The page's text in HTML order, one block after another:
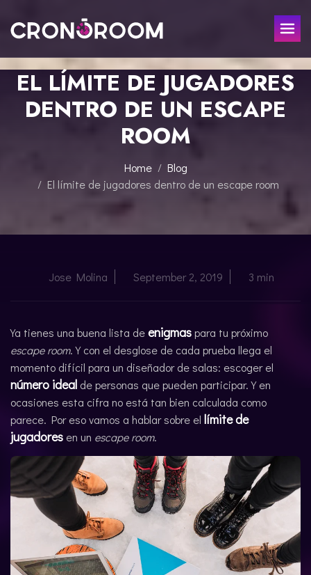
ESCAPE ROOM
THE JAGUAR'S TREASURE
CHRONO DETECTIVES
JURASSIC LAB
FOR KIDS
CATALÀ
EL LÍMITE DE JUGADORES
DENTRO DE UN ESCAPE
ROOM
Home
Blog
El límite de jugadores dentro de un escape room
Jose Molina September 2, 2019 3 min
Ya tienes una buena lista deenigmaspara tu próximo
escape room. Y con el desglose de cada prueba llega el
momento difícil para un diseñador de salas: escoger el
número ideal de personas que pueden participar. Y en
ocasiones esta cifra no está tan bien calculada como
parece. Por eso vamos a hablar sobre el límite de
jugadores en un escape room.